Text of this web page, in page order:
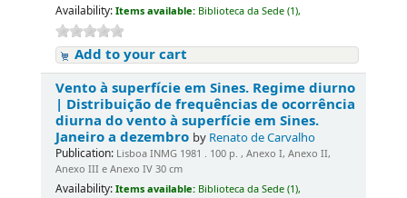
Availability: Items available: Biblioteca da Sede (1),
Add to your cart
Vento à superfície em Sines. Regime diurno
| Distribuição de frequências de ocorrência
diurna do vento à superfície em Sines.
Janeiro a dezembro by Renato de Carvalho
Publication: Lisboa INMG 1981 . 100 p. , Anexo I, Anexo II,
Anexo III e Anexo IV 30 cm
Availability: Items available: Biblioteca da Sede (1),